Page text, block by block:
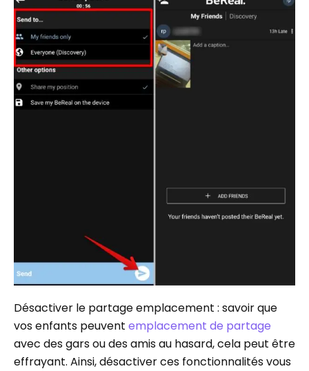
Désactiver le partage emplacement : savoir que
vos enfants peuvent emplacement de partage
avec des gars ou des amis au hasard, cela peut être
effrayant. Ainsi, désactiver ces fonctionnalités vous